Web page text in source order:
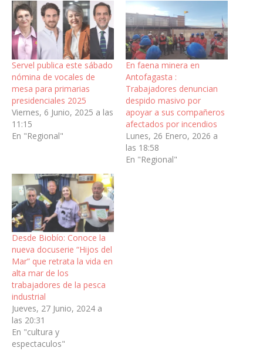
Servel publica este sábado
nómina de vocales de
mesa para primarias
presidenciales 2025
Viernes, 6 Junio, 2025 a las
11:15
En "Regional"
En faena minera en
Antofagasta :
Trabajadores denuncian
despido masivo por
apoyar a sus compañeros
afectados por incendios
Lunes, 26 Enero, 2026 a
las 18:58
En "Regional"
Desde Biobío: Conoce la
nueva docuserie “Hijos del
Mar” que retrata la vida en
alta mar de los
trabajadores de la pesca
industrial
Jueves, 27 Junio, 2024 a
las 20:31
En "cultura y
espectaculos"